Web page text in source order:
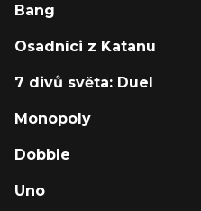
Bang
Osadníci z Katanu
7 divů světa: Duel
Monopoly
Dobble
Uno